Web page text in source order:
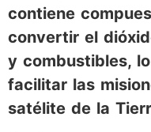
contiene
convertir el
y combustibles,
facilitar las
satélite de la